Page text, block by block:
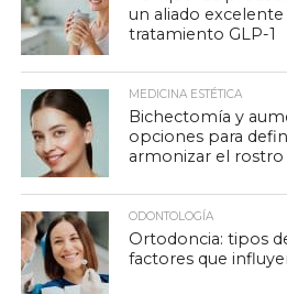
un aliado
tratamiento GLP-1
MEDICINA ESTÉTICA
Bichectomía y
opciones para
armonizar el rostro
ODONTOLOGÍA
Ortodoncia: tipos
factores que